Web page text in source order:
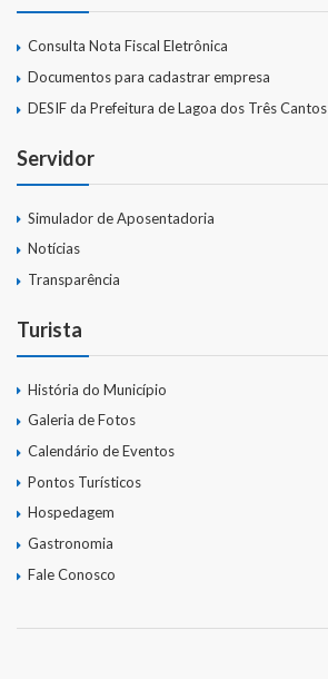
Consulta Nota Fiscal Eletrônica
Documentos para cadastrar empresa
DESIF da Prefeitura de Lagoa dos Três Cantos
Servidor
Simulador de Aposentadoria
Notícias
Transparência
Turista
História do Município
Galeria de Fotos
Calendário de Eventos
Pontos Turísticos
Hospedagem
Gastronomia
Fale Conosco